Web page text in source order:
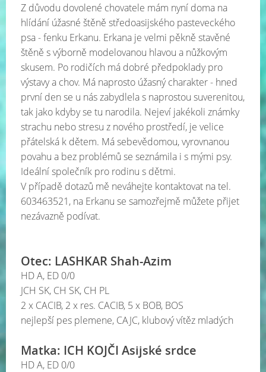
Z důvodu dovolené chovatele mám nyní doma na
hlídání úžasné štěně středoasijského pasteveckého
psa - fenku Erkanu. Erkana je velmi pěkně stavěné
štěně s výborně modelovanou hlavou a nůžkovým
skusem. Po rodičích má dobré předpoklady pro
výstavy a chov. Má naprosto úžasný charakter - hned
první den se u nás zabydlela s naprostou suverenitou,
tak jako kdyby se tu narodila. Nejeví jakékoli známky
strachu nebo stresu z nového prostředí, je velice
přátelská k dětem. Má sebevědomou, vyrovnanou
povahu a bez problémů se seznámila i s mými psy.
Ideální společník pro rodinu s dětmi.
V případě dotazů mě neváhejte kontaktovat na tel.
603463521, na Erkanu se samozřejmě můžete přijet
nezávazně podívat.
Otec: LASHKAR Shah-Azim
HD A, ED 0/0
JCH SK, CH SK, CH PL
2 x CACIB, 2 x res. CACIB, 5 x BOB, BOS
nejlepší pes plemene, CAJC, klubový vítěz mladých
Matka: ICH KOJČI Asijské srdce
HD A, ED 0/0